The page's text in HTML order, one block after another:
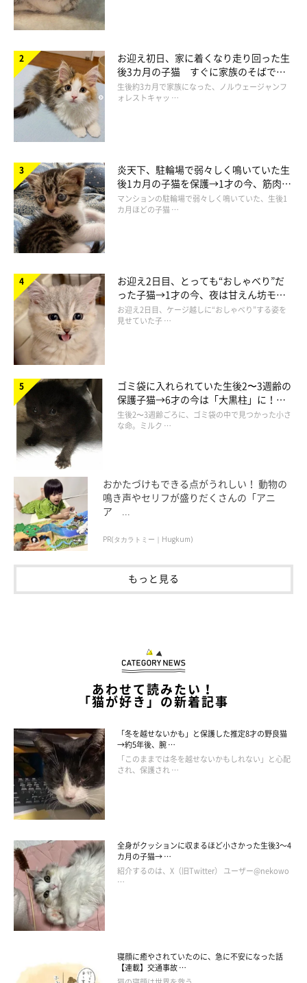
お迎え初日、家に着くなり走り回った生
後3カ月の子猫 すぐに家族のそばで落
ち着く姿に「迎えてよかった」
生後約3カ月で家族になった、ノルウェージャンフ
ォレストキャッ …
炎天下、駐輪場で弱々しく鳴いていた生
後1カ月の子猫を保護→1才の今、筋肉質
でツンデレなコに成長
マンションの駐輪場で弱々しく鳴いていた、生後1
カ月ほどの子猫 …
お迎え2日目、とっても“おしゃべり”だ
った子猫→1才の今、夜は甘えん坊モー
ドになるコに成長！
お迎え2日目、ケージ越しに“おしゃべり”する姿を
見せていた子 …
ゴミ袋に入れられていた生後2〜3週齢の
保護子猫→6才の今は「大黒柱」に！
美しい黒猫に成長した姿にグッとくる
生後2〜3週齢ごろに、ゴミ袋の中で見つかった小さ
な命。ミルク …
おかたづけもできる点がうれしい！ 動物の
鳴き声やセリフが盛りだくさんの「アニ
ア ...
PR(タカラトミー｜Hugkum)
もっと見る
あわせて読みたい！
「猫が好き」の新着記事
「冬を越せないかも」と保護した推定8才の野良猫
→約5年後、腕 …
「このままでは冬を越せないかもしれない」と心配
され、保護され …
全身がクッションに収まるほど小さかった生後3～4
カ月の子猫→ …
紹介するのは、X（旧Twitter） ユーザー@nekowo
…
寝顔に癒やされていたのに、急に不安になった話
【連載】交通事故 …